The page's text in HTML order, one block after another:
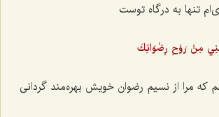
تنها به درگاه توست
مِنْ رَوْحِ رِضْوَانِكَ
که مرا از نسیم رضوان خویش بهره‌مند گردانی